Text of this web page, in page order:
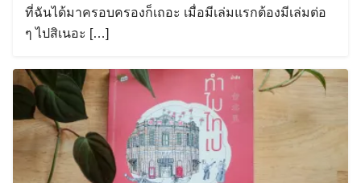
for:
ที่ฉันได้มาครอบครองก็เถอะ เมื่อมีเล่มแรกต้องมีเล่มต่อ
ๆ ไปสิเนอะ […]